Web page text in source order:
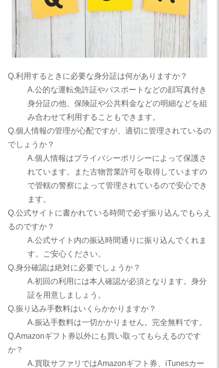
Q.利用するときに必要な身分証は何がありますか？
A.公的な運転免許証やパスポートなどの顔写真付き
身分証の他、保険証や公共料金などの明細などを組
み合わせて利用することもできます。
Q.個人情報の管理が心配ですが、適切に管理されているの
でしょうか？
A.個人情報はプライバシーポリシーによって保護さ
れています。また古物営業許可を取得していますの
で管轄の警察によって管理されているので安心でき
ます。
Q.公式サイトに書かれている時間で必ず振り込んでもらえ
るのですか？
A.公式サイト内の振込時間通りに振り込んでくれま
す。ご安心ください。
Q.身分確認は絶対に必要でしょうか？
A.初回の利用には本人確認が必須となります。身分
証を用意しましょう。
Q.振り込み手数料はいくらかかりますか？
A.振込手数料は一切かかりません。完全無料です。
Q.Amazonギフト券以外にも買い取ってもらえるのです
か？
A.買取サファリではAmazonギフト券、iTunesカー